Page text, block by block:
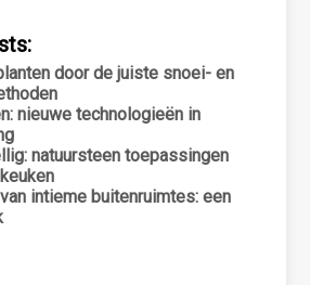
door de juiste snoei- en
nieuwe technologieën in
natuursteen toepassingen
intieme buitenruimtes: een